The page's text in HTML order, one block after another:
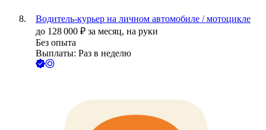
Водитель-курьер на личном автомобиле / мотоцикле
до 128 000 ₽ за месяц, на руки
Без опыта
Выплаты: Раз в неделю